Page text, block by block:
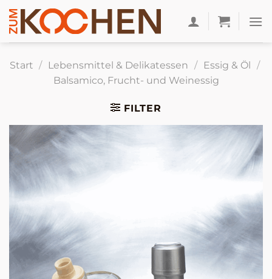
Zum
Inhalt
springen
Start / Lebensmittel & Delikatessen / Essig & Öl /
Balsamico, Frucht- und Weinessig
FILTER